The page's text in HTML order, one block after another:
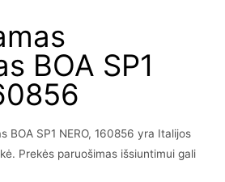
BOA SP1
BOA SP1 NERO, 160856 yra Italijos
Prekės paruošimas išsiuntimui gali